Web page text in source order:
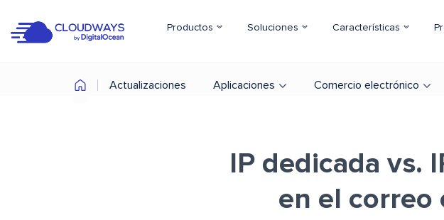
Productos Soluciones Características
Actualizaciones Aplicaciones Comercio electrónico
IP dedicada vs.
en el correo